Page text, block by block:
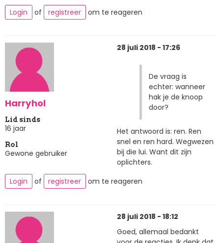
Login
of registreer om te reageren
Harryhol
Lid sinds
16 jaar
Rol
Gewone gebruiker
28 juli 2018 - 17:26
De vraag is
echter: wanneer
hak je de knoop
door?
Het antwoord is: ren. Ren
snel en ren hard. Wegwezen
bij die lui. Want dit zijn
oplichters.
Login
of registreer om te reageren
28 juli 2018 - 18:12
Goed, allemaal bedankt